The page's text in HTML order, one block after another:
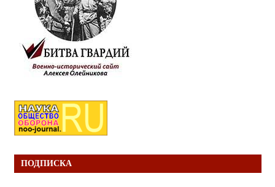
ПОДПИСКА